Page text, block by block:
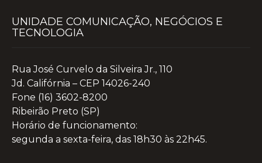
UNIDADE COMUNICAÇÃO, NEGÓCIOS E
TECNOLOGIA
Rua José Curvelo da Silveira Jr., 110
Jd. Califórnia – CEP 14026-240
Fone (16) 3602-8200
Ribeirão Preto (SP)
Horário de funcionamento:
segunda a sexta-feira, das 18h30 às 22h45.